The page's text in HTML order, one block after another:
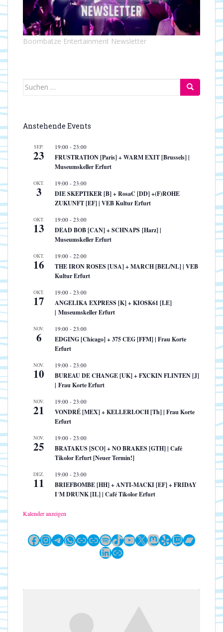
Boombatze Entertainment Newsletter
Suchen
Anstehende Events
SEP.
23
19:00 - 23:00
FRUSTRATION [Paris] + WARM EXIT [Brussels] |
Museumskeller Erfurt
OKT.
3
19:00 - 23:00
DIE SKEPTIKER [B] + RosaC [DD] +(F)ROHE
ZUKUNFT [EF] | VEB Kultur Erfurt
OKT.
13
19:00 - 23:00
DEAD BOB [CAN] + SCHNAPS [Harz] |
Museumskeller Erfurt
OKT.
16
19:00 - 22:00
THE IRON ROSES [USA] + MARCH [BEL/NL] | VEB
Kultur Erfurt
OKT.
17
19:00 - 23:00
ANGELIKA EXPRESS [K] + KIOSK61 [LE]
| Museumskeller Erfurt
NOV.
6
19:00 - 23:00
EDGING [Chicago] + 375 CEG [FFM] | Frau Korte
Erfurt
NOV.
10
19:00 - 23:00
BUREAU DE CHANGE [UK] + FXCKIN FLINTEN [J]
| Frau Korte Erfurt
NOV.
21
19:00 - 23:00
VONDRÉ [MEX] + KELLERLOCH [Th] | Frau Korte
Erfurt
NOV.
25
19:00 - 23:00
BRATAKUS [SCO] + NO BRAKES [GTH] | Café
Tikolor Erfurt [Neuer Termin!]
DEZ.
11
19:00 - 23:00
BRIEFBOMBE [HH] + ANTI-MACKI [EF] + FRIDAY
I´M DRUNK [IL] | Café Tikolor Erfurt
Kalender anzeigen
Facebook
Instagram
Telegram
WhatsApp
LinkLinkSpotify
TikTok
YouTube
X Mastodon
YelpTwitch
LinkedIn
Link